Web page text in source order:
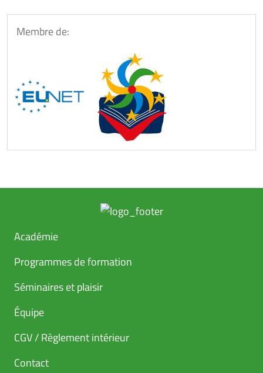
Membre de:
Académie
Programmes de formation
Séminaires et plaisir
Équipe
CGV / Règlement intérieur
Contact